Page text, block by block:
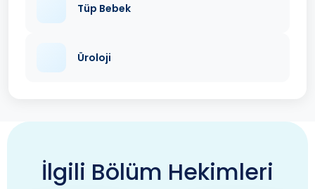
Tüp Bebek
Üroloji
İlgili Bölüm Hekimleri